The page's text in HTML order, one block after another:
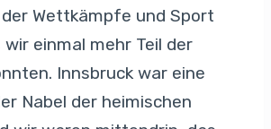
Wettkämpfe und Sport
einmal mehr Teil der
Innsbruck war eine
Nabel der heimischen